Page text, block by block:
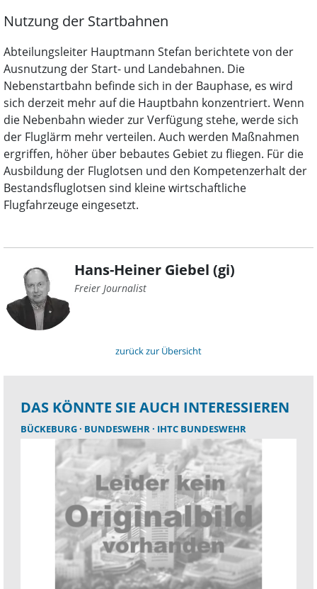
Nutzung der Startbahnen
Abteilungsleiter Hauptmann Stefan berichtete von der
Ausnutzung der Start- und Landebahnen. Die
Nebenstartbahn befinde sich in der Bauphase, es wird
sich derzeit mehr auf die Hauptbahn konzentriert. Wenn
die Nebenbahn wieder zur Verfügung stehe, werde sich
der Fluglärm mehr verteilen. Auch werden Maßnahmen
ergriffen, höher über bebautes Gebiet zu fliegen. Für die
Ausbildung der Fluglotsen und den Kompetenzerhalt der
Bestandsfluglotsen sind kleine wirtschaftliche
Flugfahrzeuge eingesetzt.
Hans-Heiner Giebel (gi)
Freier Journalist
zurück zur Übersicht
DAS KÖNNTE SIE AUCH INTERESSIEREN
BÜCKEBURG BUNDESWEHR IHTC BUNDESWEHR